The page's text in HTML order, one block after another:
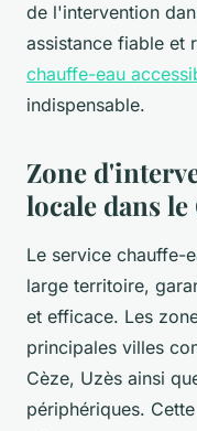
de l'intervention
assistance fiable et
chauffe-eau
indispensable.
Zone
locale dans le
Le service chauffe-
large territoire,
et efficace. Les
principales villes
Cèze, Uzès ainsi
périphériques.